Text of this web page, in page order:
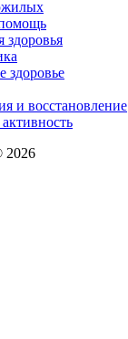
здоровья
здоровье
и восстановление
2026